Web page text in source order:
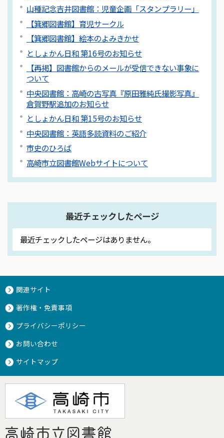
山種記念吉井図書館：児童企画「スタンプラリー」
【箕郷図書館】育児サークル
【箕郷図書館】絵本のよみきかせ
としょかん日和 第16号のお知らせ
【再掲】図書館からのメールが受信できない事象に
ついて
中央図書館：高崎の古写真『原田雅純氏撮影写真』
倉賀野駅追加のお知らせ
としょかん日和 第15号のお知らせ
中央図書館：英語多読資料のご紹介
市史のひろば
高崎市立図書館Webサイトについて
最近チェックしたページ
最近チェックしたページはありません。
関連サイト
著作権・免責事項
プライバシーポリシー
お問い合わせ
サイトマップ